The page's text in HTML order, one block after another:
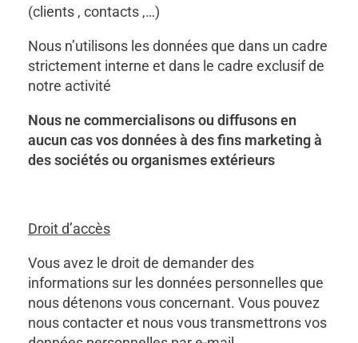
(clients , contacts ,…)
Nous n’utilisons les données que dans un cadre
strictement interne et dans le cadre exclusif de
notre activité
Nous ne commercialisons ou diffusons en
aucun cas vos données à des fins marketing à
des sociétés ou organismes extérieurs
Droit d’accès
Vous avez le droit de demander des
informations sur les données personnelles que
nous détenons vous concernant. Vous pouvez
nous contacter et nous vous transmettrons vos